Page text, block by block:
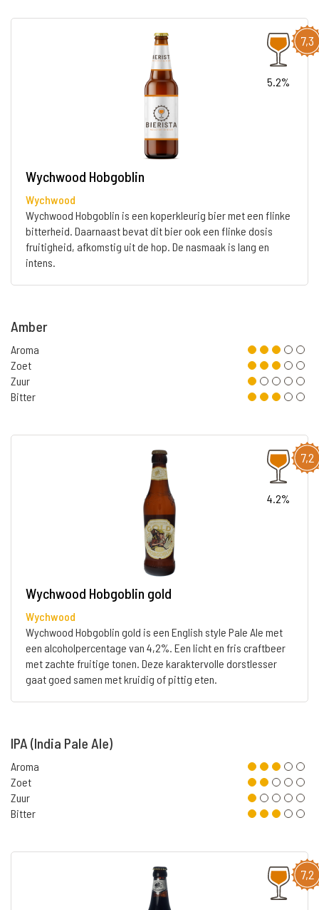
7,3
5.2%
Wychwood Hobgoblin
Wychwood
Wychwood Hobgoblin is een koperkleurig bier met een flinke
bitterheid. Daarnaast bevat dit bier ook een flinke dosis
fruitigheid, afkomstig uit de hop. De nasmaak is lang en
intens.
Amber
Aroma
Zoet
Zuur
Bitter
7,2
4.2%
Wychwood Hobgoblin gold
Wychwood
Wychwood Hobgoblin gold is een English style Pale Ale met
een alcoholpercentage van 4,2%. Een licht en fris craftbeer
met zachte fruitige tonen. Deze karaktervolle dorstlesser
gaat goed samen met kruidig of pittig eten.
IPA (India Pale Ale)
Aroma
Zoet
Zuur
Bitter
7,2